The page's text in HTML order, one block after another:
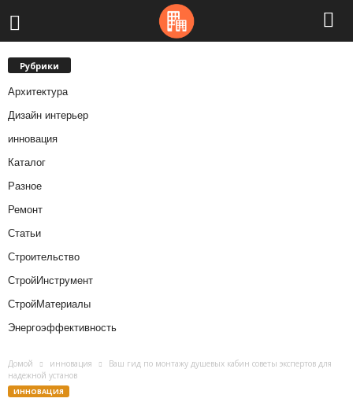
Рубрики
Архитектура
Дизайн интерьер
инновация
Каталог
Разное
Ремонт
Статьи
Строительство
СтройИнструмент
СтройМатериалы
Энергоэффективность
Домой инновация
Ваш гид по монтажу душевых кабин советы экспертов для
надежной установ
ИННОВАЦИЯ